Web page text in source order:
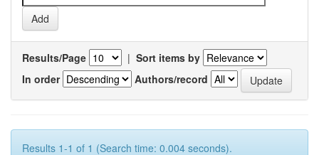
Results/Page | Sort items by
In order
Authors/record
Results 1-1 of 1 (Search time: 0.004 seconds).